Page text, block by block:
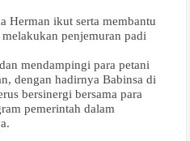
Herman ikut serta membantu
penjemuran padi
mendampingi para petani
dengan hadirnya Babinsa di
bersinergi bersama para
pemerintah dalam